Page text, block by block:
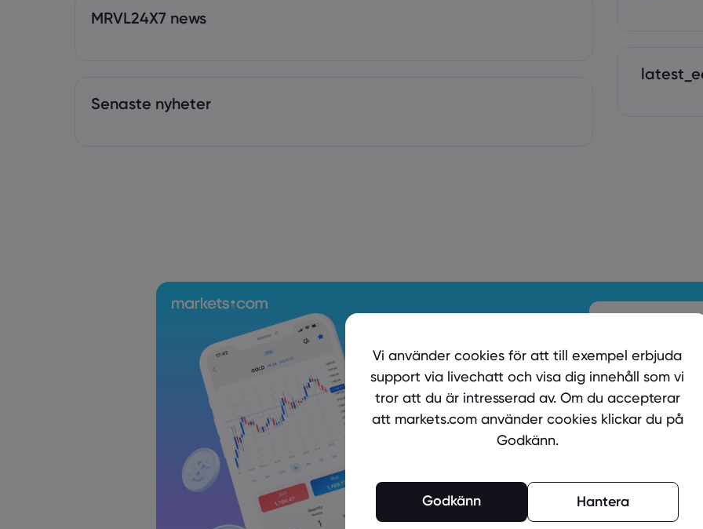
MRVL24X7 news
Senaste nyheter
Är du
Skapa
Lösenorden
Lösenorden
Vi använder cookies för att till exempel erbjuda
support via livechatt och visa dig innehåll som vi
tror att du är intresserad av. Om du accepterar
att markets.com använder cookies klickar du på
Godkänn.
Godkänn Hantera